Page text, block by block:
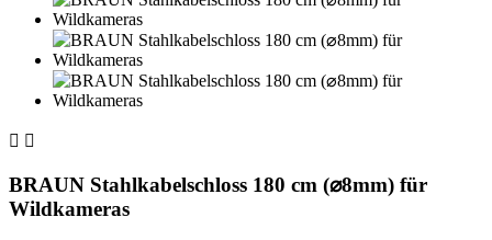
 
BRAUN Stahlkabelschloss 180 cm (⌀8mm) für
Wildkameras